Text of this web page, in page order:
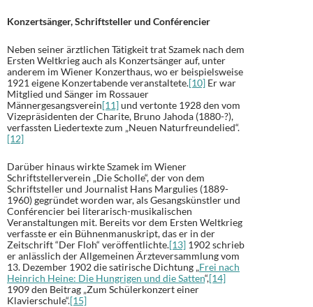
Konzertsänger, Schriftsteller und Conférencier
Neben seiner ärztlichen Tätigkeit trat Szamek nach dem
Ersten Weltkrieg auch als Konzertsänger auf, unter
anderem im Wiener Konzerthaus, wo er beispielsweise
1921 eigene Konzertabende veranstaltete.[10] Er war
Mitglied und Sänger im Rossauer
Männergesangsverein[11]und vertonte 1928 den vom
Vizepräsidenten der Charite, Bruno Jahoda (1880-?),
verfassten Liedertexte zum „Neuen Naturfreundelied“.
[12]
Darüber hinaus wirkte Szamek im Wiener
Schriftstellerverein „Die Scholle“, der von dem
Schriftsteller und Journalist Hans Margulies (1889-
1960) gegründet worden war, als Gesangskünstler und
Conférencier bei literarisch-musikalischen
Veranstaltungen mit. Bereits vor dem Ersten Weltkrieg
verfasste er ein Bühnenmanuskript, das er in der
Zeitschrift “Der Floh“ veröffentlichte.[13] 1902 schrieb
er anlässlich der Allgemeinen Ärzteversammlung vom
13. Dezember 1902 die satirische Dichtung „Frei nach
Heinrich Heine: Die Hungrigen und die Satten“,[14]
1909 den Beitrag „Zum Schülerkonzert einer
Klavierschule“.[15]